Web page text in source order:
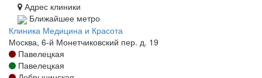
Адрес клиники
Ближайшее метро
Клиника Медицина и Красота
Москва, 6-й Монетчиковский пер. д. 19
Павелецкая
Павелецкая